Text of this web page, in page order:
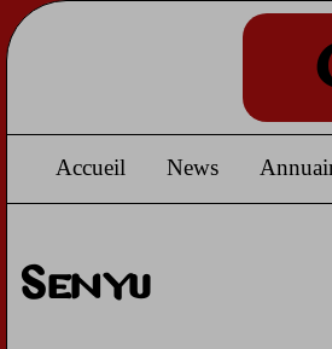
Accueil News
Senyu